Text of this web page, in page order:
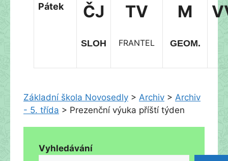
Pátek ČJ
SLOH
TV
FRANTEL
M
GEOM.
Základní škola Novosedly > Archiv > Archiv
- 5. třída > Prezenční výuka příští týden
Vyhledávání